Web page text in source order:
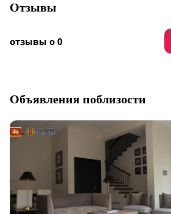
Отзывы
отзывы о 0
Объявления поблизости